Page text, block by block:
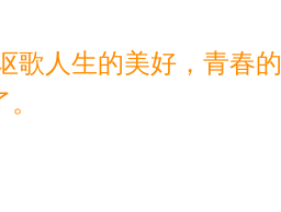
人生的美好，青春的